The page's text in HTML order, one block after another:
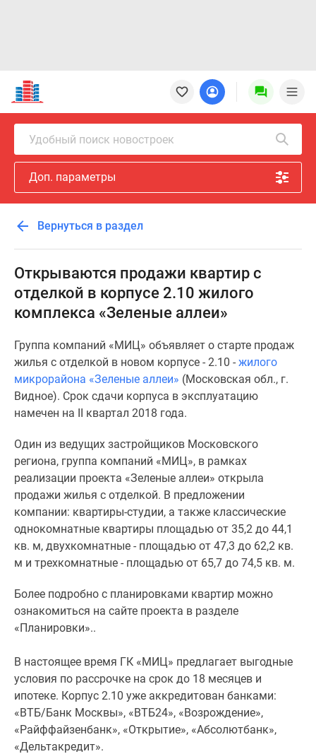
Новостройки
Квартиры
Ипотека
Новостройки
Москвы
Новостройки
Подмосковья
Новостройки
Москвы
Готовые
новостройки
Новостройки
карте
предложения
Коммерческие
помещения
Продавцы
Панорамы
новостроек
Видеообзор
новостроек
Экспертиза
новостроек
Экология
Москвы
Подмосковья
Студии
комнатные
комнатные
комнатные
Квартиры
Удобный поиск новостроек
Доп. параметры
Вернуться в раздел
Открываются продажи квартир с
отделкой в корпусе 2.10 жилого
комплекса «Зеленые аллеи»
Группа компаний «МИЦ» объявляет о старте продаж
жилья с отделкой в новом корпусе - 2.10 - жилого
микрорайона «Зеленые аллеи» (Московская обл., г.
Видное). Срок сдачи корпуса в эксплуатацию
намечен на II квартал 2018 года.
Один из ведущих застройщиков Московского
региона, группа компаний «МИЦ», в рамках
реализации проекта «Зеленые аллеи» открыла
продажи жилья с отделкой. В предложении
компании: квартиры-студии, а также классические
однокомнатные квартиры площадью от 35,2 до 44,1
кв. м, двухкомнатные - площадью от 47,3 до 62,2 кв.
м и трехкомнатные - площадью от 65,7 до 74,5 кв. м.
Более подробно с планировками квартир можно
ознакомиться на сайте проекта в разделе
«Планировки»..
В настоящее время ГК «МИЦ» предлагает выгодные
условия по рассрочке на срок до 18 месяцев и
ипотеке. Корпус 2.10 уже аккредитован банками:
«ВТБ/Банк Москвы», «ВТБ24», «Возрождение»,
«Райффайзенбанк», «Открытие», «Абсолютбанк»,
«Дельтакредит».